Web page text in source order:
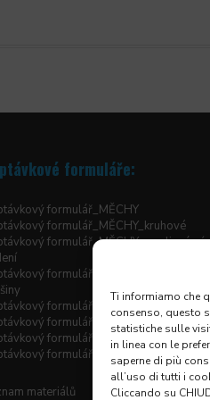
Ti informiamo che
consenso, questo
statistiche sulle
in linea con le
saperne di più
all’uso di tutti i
Cliccando su
formuláře:
formulář_MĚCHY
formulář_MĚCHY_kruhové
formulář_MĚCHY_pro lineární
formulář_MĚCHY_pro zvedací
formulář_MĚCHY_šité hranaté
formulář_ROLETOVÉ KRYTY
formulář_TELESKOPICKÉ KRYTY
formulář_X-Y KRYTOVÁNÍ
materiálů